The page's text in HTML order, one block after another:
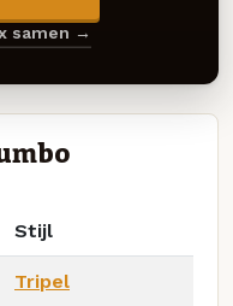
samen →
Stijl
Tripel